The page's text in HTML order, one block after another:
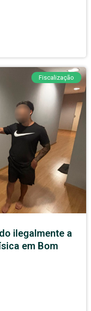
Fiscalização
ilegalmente a
em Bom